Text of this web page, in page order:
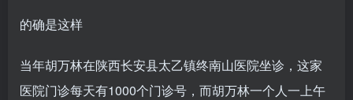
的确是这样
当年胡万林在陕西长安县太乙镇终南山医院坐诊，这家
医院门诊每天有1000个门诊号，而胡万林一个人一上午